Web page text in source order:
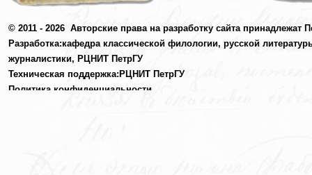
© 2011 - 2026 Авторские права на разработку сайта принадлежат
Разработка:кафедра классической филологии, русской
журналистики, РЦНИТ ПетрГУ
Техническая поддержка: РЦНИТ ПетрГУ
Политика конфиденциальности